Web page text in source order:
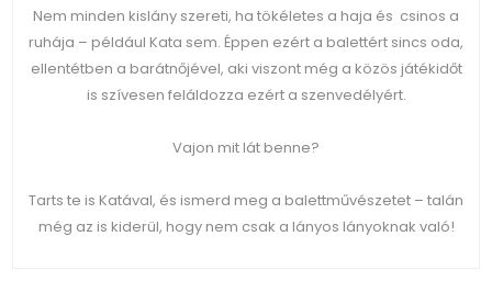
Nem minden kislány szereti, ha tökéletes a haja és csinos a
ruhája – például Kata sem. Éppen ezért a balettért sincs oda,
ellentétben a barátnőjével, aki viszont még a közös játékidőt
is szívesen feláldozza ezért a szenvedélyért.
Vajon mit lát benne?
Tarts te is Katával, és ismerd meg a balettművészetet – talán
még az is kiderül, hogy nem csak a lányos lányoknak való!